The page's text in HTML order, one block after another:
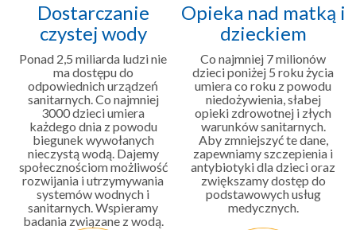
Dostarczanie
czystej wody
Ponad 2,5 miliarda ludzi nie
ma dostępu do
odpowiednich urządzeń
sanitarnych. Co najmniej
3000 dzieci umiera
każdego dnia z powodu
biegunek wywołanych
nieczystą wodą. Dajemy
społecznościom możliwość
rozwijania i utrzymywania
systemów wodnych i
sanitarnych. Wspieramy
badania związane z wodą.
Opieka nad matką i
dzieckiem
Co najmniej 7 milionów
dzieci poniżej 5 roku życia
umiera co roku z powodu
niedożywienia, słabej
opieki zdrowotnej i złych
warunków sanitarnych.
Aby zmniejszyć te dane,
zapewniamy szczepienia i
antybiotyki dla dzieci oraz
zwiększamy dostęp do
podstawowych usług
medycznych.